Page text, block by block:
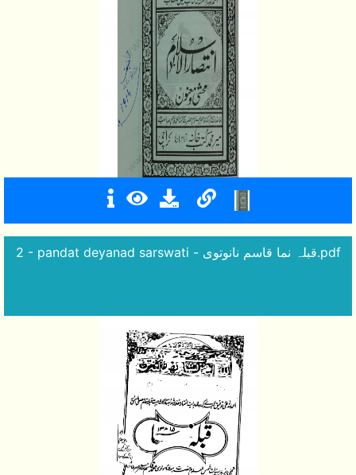
2 - pandat deyanad sarswati - قبلہ نما قاسم نانوتوی.pdf